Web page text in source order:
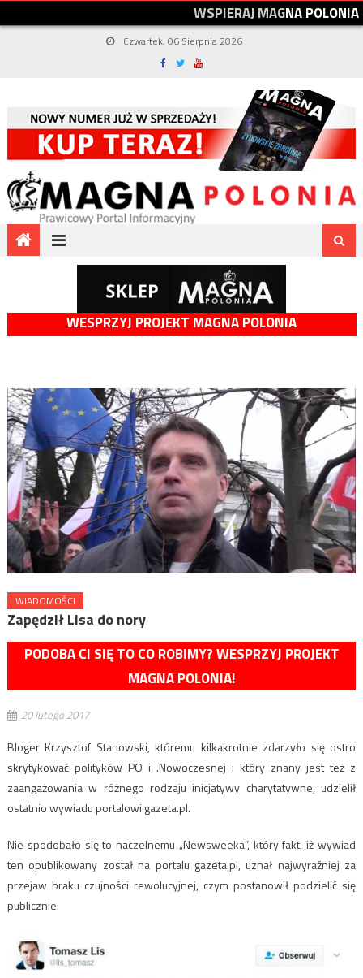
WSPIERAJMAGNAPOLONIA
Czwartek, 06 Sierpnia 2026
WESPRZYJ PROJEKT MAGNA POLONIA
WIADOMOŚCI
Zapędził Lisa do nory
PODOBA CI SIĘ TO CO ROBIMY? WESPRZYJ PROJEKT
MAGNA POLONIA!
20 lutego 2017
Bloger Krzysztof Stanowski, któremu kilkakrotnie zdarzyło się ostro
skrytykować polityków PO i .Nowoczesnej i który znany jest też z
zaangażowania w różnego rodzaju inicjatywy charytatywne, udzielił
ostatnio wywiadu portalowi gazeta.pl.
Nie spodobało się to naczelnemu „Newsweeka”, który fakt, iż wywiad
ten opublikowany został na portalu gazeta.pl, uznał najwyraźniej za
przejaw braku czujności rewolucyjnej, czym postanowił podzielić się
publicznie: